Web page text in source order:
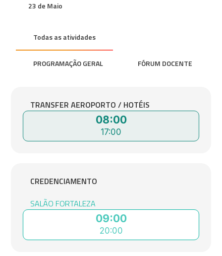
23 de Maio
Todas as atividades
PROGRAMAÇÃO GERAL FÓRUM DOCENTE
08:00
17:00
TRANSFER AEROPORTO / HOTÉIS
09:00
20:00
CREDENCIAMENTO
SALÃO FORTALEZA